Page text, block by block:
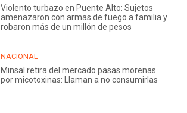
Violento turbazo en Puente Alto: Sujetos
amenazaron con armas de fuego a familia y
robaron más de un millón de pesos
NACIONAL
Minsal retira del mercado pasas morenas
por micotoxinas: Llaman a no consumirlas